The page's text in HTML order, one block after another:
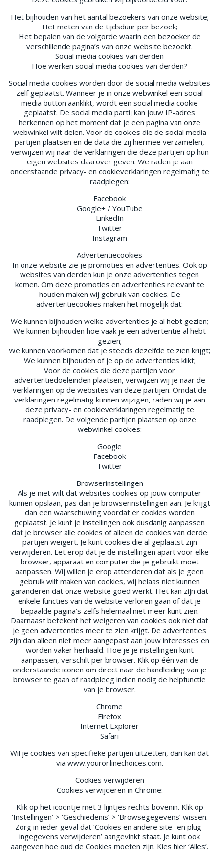
Het bijhouden van het aantal bezoekers van onze website;
Het meten van de tijdsduur per bezoek;
Het bepalen van de volgorde waarin een bezoeker de
verschillende pagina’s van onze website bezoekt.
Social media cookies van derden
Hoe werken social media cookies van derden?
Social media cookies worden door de social media websites
zelf geplaatst. Wanneer je in onze webwinkel een social
media button aanklikt, wordt een social media cookie
geplaatst. De social media partij kan jouw IP-adres
herkennen op het moment dat je een pagina van onze
webwinkel wilt delen. Voor de cookies die de social media
partijen plaatsen en de data die zij hiermee verzamelen,
verwijzen wij naar de verklaringen die deze partijen op hun
eigen websites daarover geven. We raden je aan
onderstaande privacy- en cookieverklaringen regelmatig te
raadplegen:
Facebook
Google+ / YouTube
LinkedIn
Twitter
Instagram
Advertentiecookies
In onze website zie je promoties en advertenties. Ook op
websites van derden kun je onze advertenties tegen
komen. Om deze promoties en advertenties relevant te
houden maken wij gebruik van cookies. De
advertentiecookies maken het mogelijk dat:
We kunnen bijhouden welke advertenties je al hebt gezien;
We kunnen bijhouden hoe vaak je een advertentie al hebt
gezien;
We kunnen voorkomen dat je steeds dezelfde te zien krijgt;
We kunnen bijhouden of je op de advertenties klikt;
Voor de cookies die deze partijen voor
advertentiedoeleinden plaatsen, verwijzen wij je naar de
verklaringen op de websites van deze partijen. Omdat de
verklaringen regelmatig kunnen wijzigen, raden wij je aan
deze privacy- en cookieverklaringen regelmatig te
raadplegen. De volgende partijen plaatsen op onze
webwinkel cookies:
Google
Facebook
Twitter
Browserinstellingen
Als je niet wilt dat websites cookies op jouw computer
kunnen opslaan, pas dan je browserinstellingen aan. Je krijgt
dan een waarschuwing voordat er cookies worden
geplaatst. Je kunt je instellingen ook dusdanig aanpassen
dat je browser alle cookies of alleen de cookies van derde
partijen weigert. Je kunt cookies die al geplaatst zijn
verwijderen. Let erop dat je de instellingen apart voor elke
browser, apparaat en computer die je gebruikt moet
aanpassen. Wij willen je erop attenderen dat als je geen
gebruik wilt maken van cookies, wij helaas niet kunnen
garanderen dat onze website goed werkt. Het kan zijn dat
enkele functies van de website verloren gaan of dat je
bepaalde pagina’s zelfs helemaal niet meer kunt zien.
Daarnaast betekent het weigeren van cookies ook niet dat
je geen advertenties meer te zien krijgt. De advertenties
zijn dan alleen niet meer aangepast aan jouw interesses en
worden vaker herhaald. Hoe je je instellingen kunt
aanpassen, verschilt per browser. Klik op één van de
onderstaande iconen om direct naar de handleiding van je
browser te gaan of raadpleeg indien nodig de helpfunctie
van je browser.
Chrome
Firefox
Internet Explorer
Safari
Wil je cookies van specifieke partijen uitzetten, dan kan dat
via www.youronlinechoices.com.
Cookies verwijderen
Cookies verwijderen in Chrome:
Klik op het icoontje met 3 lijntjes rechts bovenin. Klik op
‘Instellingen’ > ‘Geschiedenis’ > ‘Browsegegevens’ wissen.
Zorg in ieder geval dat ‘Cookies en andere site- en plug-
ingegevens verwijderen’ aangevinkt staat. Je kunt ook
aangeven hoe oud de Cookies moeten zijn. Kies hier ‘Alles’.